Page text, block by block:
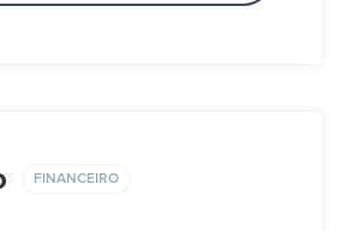
FINANCEIRO